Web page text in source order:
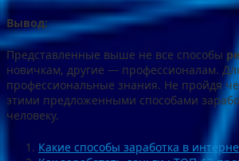
Вывод:
Представленные выше не все способы
новичкам, другие — профессионалам.
профессиональные знания. Не пройдя
этими предложенными способами
человеку.
Какие способы заработка в